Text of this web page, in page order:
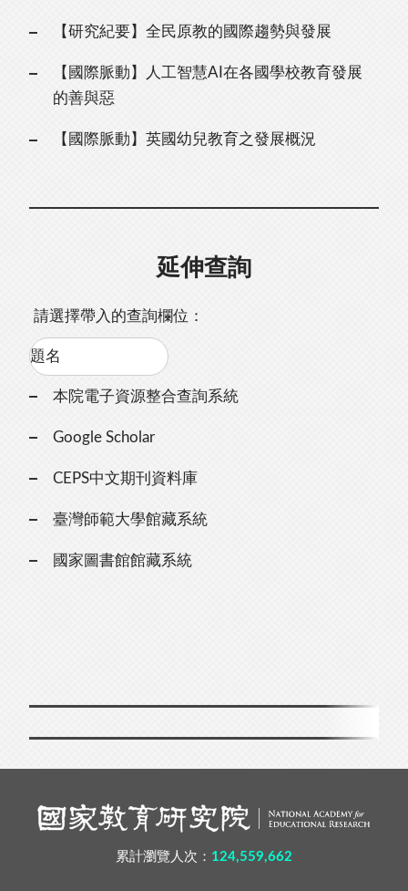
【研究紀要】全民原教的國際趨勢與發展
【國際脈動】人工智慧AI在各國學校教育發展
的善與惡
【國際脈動】英國幼兒教育之發展概況
延伸查詢
請選擇帶入的查詢欄位：
本院電子資源整合查詢系統
Google Scholar
CEPS中文期刊資料庫
臺灣師範大學館藏系統
國家圖書館館藏系統
累計瀏覽人次： 124,559,662